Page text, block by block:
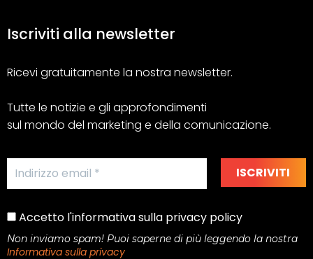
Iscriviti alla newsletter
Ricevi gratuitamente la nostra newsletter.
Tutte le notizie e gli approfondimenti
sul mondo del marketing e della comunicazione.
Accetto l'informativa sulla privacy policy
Non inviamo spam! Puoi saperne di più leggendo la nostra
Informativa sulla privacy